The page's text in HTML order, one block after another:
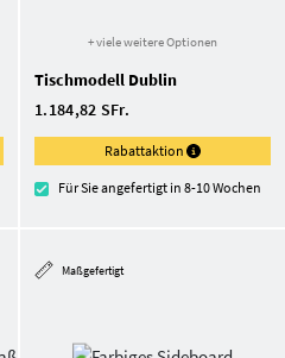
+ viele weitere Optionen
Tischmodell Dublin
1.184,82 SFr.
Rabattaktion
Für Sie angefertigt in 8-10 Wochen
Maßgefertigt